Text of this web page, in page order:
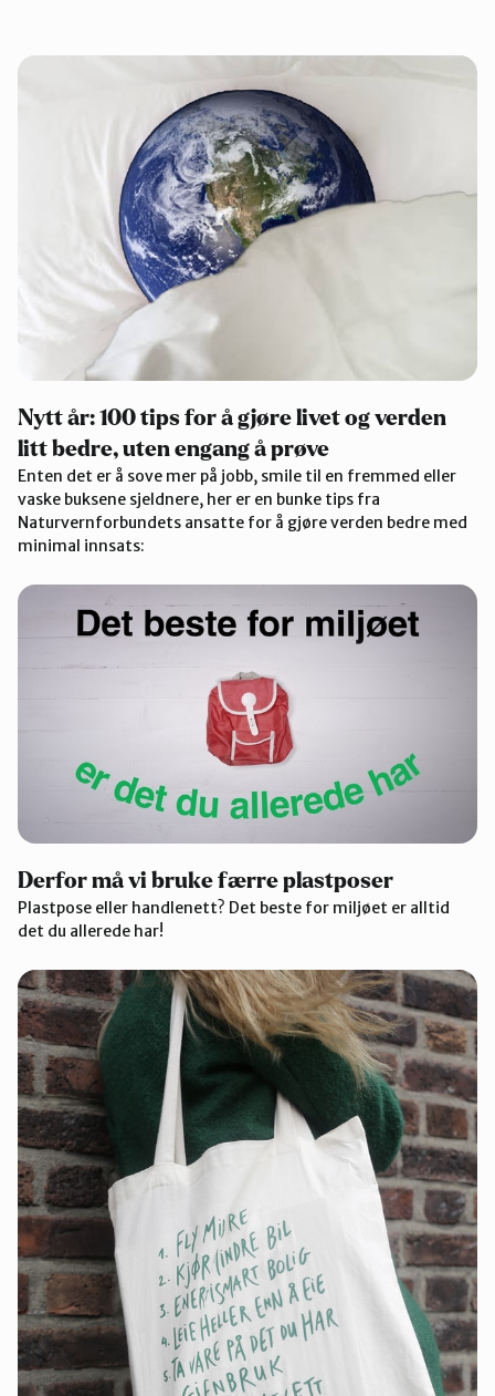
Nytt år: 100 tips for å gjøre livet og verden
litt bedre, uten engang å prøve
Enten det er å sove mer på jobb, smile til en fremmed eller
vaske buksene sjeldnere, her er en bunke tips fra
Naturvernforbundets ansatte for å gjøre verden bedre med
minimal innsats:
Derfor må vi bruke færre plastposer
Plastpose eller handlenett? Det beste for miljøet er alltid
det du allerede har!